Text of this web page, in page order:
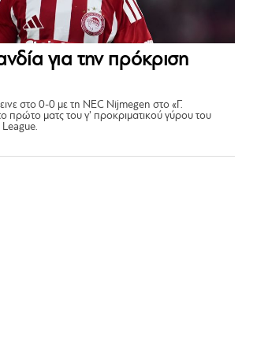
για την πρόκριση
στο 0-0 με τη NEC Nijmegen στο «Γ.
πρώτο ματς του γ’ προκριματικού γύρου του